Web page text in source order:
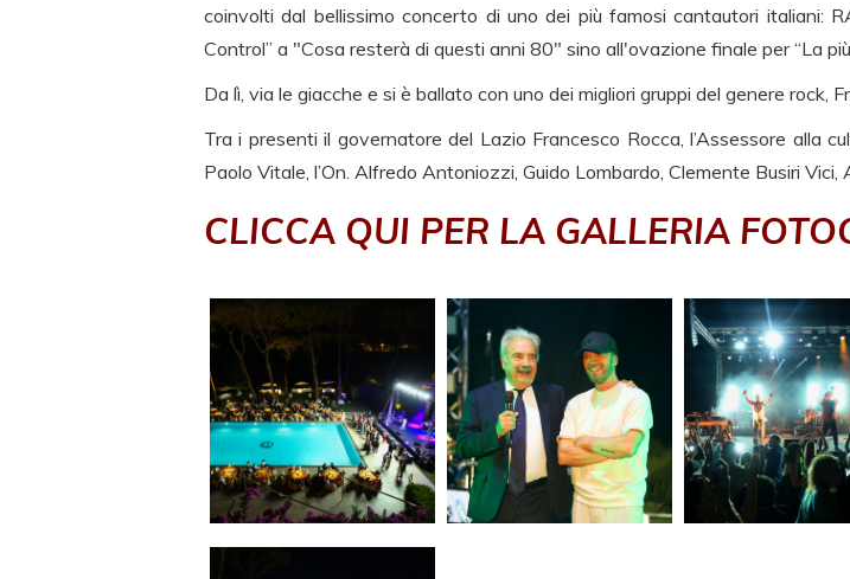
coinvolti dal bellissimo concerto di uno dei più famosi cantautori italiani:
Control” a "Cosa resterà di questi anni 80" sino all'ovazione finale per “La più
Da lì, via le giacche e si è ballato con uno dei migliori gruppi del genere rock,
Tra i presenti il governatore del Lazio Francesco Rocca, l’Assessore alla
Paolo Vitale, l’On. Alfredo Antoniozzi, Guido Lombardo, Clemente Busiri Vici,
CLICCA QUI PER LA GALLERIA